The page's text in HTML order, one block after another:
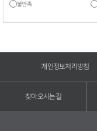
불만족
개인정보처리방침
찾아오시는길